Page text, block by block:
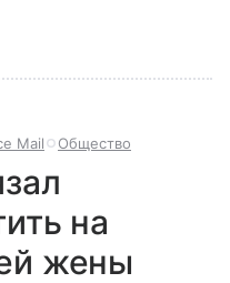
Mail Общество
на
жены